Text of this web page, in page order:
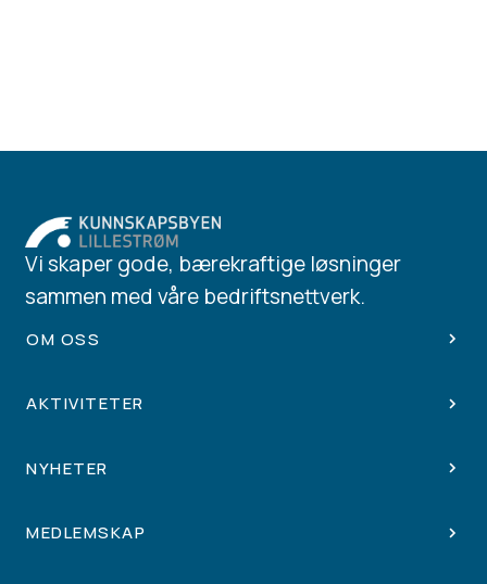
Vi skaper gode, bærekraftige løsninger
sammen med våre bedriftsnettverk.
OM OSS
AKTIVITETER
NYHETER
MEDLEMSKAP